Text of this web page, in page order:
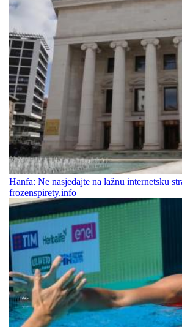
Hanfa: Ne nasjedajte na lažnu internetsku
frozenspirety.info